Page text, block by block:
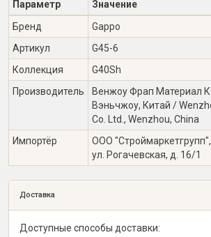
Параметр
Значение
Бренд
Gappo
Артикул
G45-6
Коллекция
G40Sh
Производитель
Венжоу Фрап Материал
Вэньчжоу, Китай /
Co. Ltd., Wenzhou, China
Импортёр
ООО
ул. Рогачевская, д. 16/1
Доставка
Доступные способы доставки: